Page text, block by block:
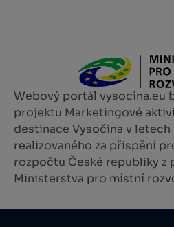
Webový portál vysocina.eu
projektu Marketingové
destinace Vysočina v letech
realizovaného za přispění
rozpočtu České republiky z
Ministerstva pro místní